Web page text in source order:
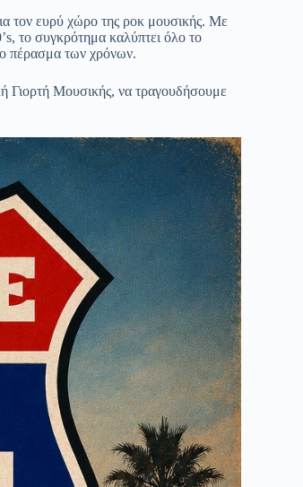
τον ευρύ χώρο της ροκ μουσικής. Με
το συγκρότημα καλύπτει όλο το
πέρασμα των χρόνων.
Γιορτή Μουσικής, να τραγουδήσουμε